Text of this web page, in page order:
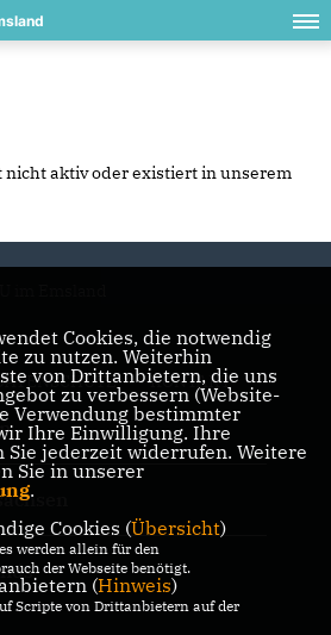
nicht aktiv oder existiert in unserem
im Emsland
KONTAKT
Cookies, die notwendig
zu nutzen. Weiterhin
von Drittanbietern, die uns
zu verbessern (Website-
Verwendung bestimmter
Ihre Einwilligung. Ihre
jederzeit widerrufen. Weitere
Sie in unserer
.
Cookies (Übersicht)
werden allein für den
der Webseite benötigt.
(Hinweis)
Scripte von Drittanbietern auf der